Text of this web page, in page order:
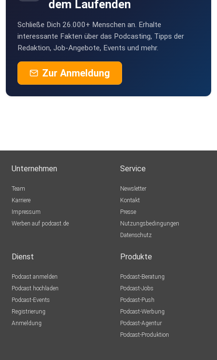
Hui-Gregorovič (Bibliothekarin), Monika Löscher
(Historikerin, Provenienzforscherin), Anita Mayer-Hirzberger
(Musikwissenschaftlerin), Michael Staudinger
(Bibliotheksleiter,
Musikwissenschaftler), Fritz Trümpi
(Musikwissenschaftler)
dem Laufenden
Schließe Dich 26.000+ Menschen an. Erhalte
interessante Fakten über das Podcasting, Tipps der
Redaktion, Job-Angebote, Events und mehr.
Zur Anmeldung
Unternehmen
Team
Karriere
Impressum
Werben auf podcast.de
Service
Newsletter
Kontakt
Presse
Nutzungsbedingungen
Datenschutz
Dienst
Podcast anmelden
Podcast hochladen
Podcast-Events
Registrierung
Anmeldung
Produkte
Podcast-Beratung
Podcast-Jobs
Podcast-Push
Podcast-Werbung
Podcast-Agentur
Podcast-Produktion